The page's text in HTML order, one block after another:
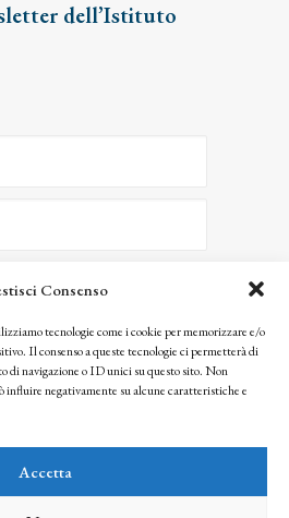
Consenso
tecnologie come i cookie per memorizzare e/o
Il consenso a queste tecnologie ci permetterà di
di navigazione o ID unici su questo sito. Non
influire negativamente su alcune caratteristiche e
Accetta
dell’Istituto
ISCRIVITI
che le tue informazioni saranno trattate
dei diritti e dell’Istituto Matteucci